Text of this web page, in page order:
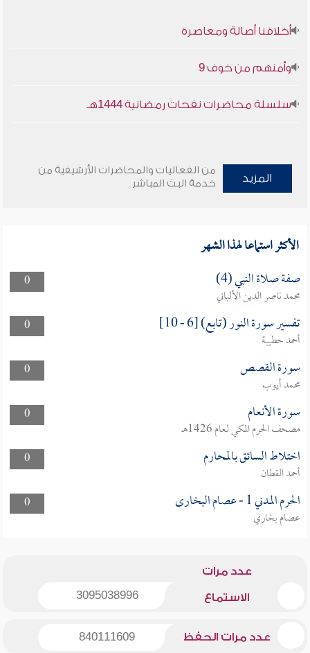
أخلاقنا أصالة ومعاصرة
وأمنهم من خوف 9
سلسلة محاضرات نفحات رمضانية 1444هـ
المزيد
من الفعاليات والمحاضرات الأرشيفية من
خدمة البث المباشر
الأكثر استماعا لهذا الشهر
0 صفة صلاة النبي (4)
محمد ناصر الدين الألباني
0
تفسير سورة النور (تابع) [6 - 10]
أحمد حطيبة
0
سورة القصص
محمد أيوب
0
سورة الأنعام
مصحف الحرم المكي لعام 1426هـ
0
اختلاط السائق بالمحارم
أحمد القطان
0
الحرم المدني 1 - عصام البخارى
عصام بخاري
عدد مرات
الاستماع 3095038996
عدد مرات الحفظ 840111609